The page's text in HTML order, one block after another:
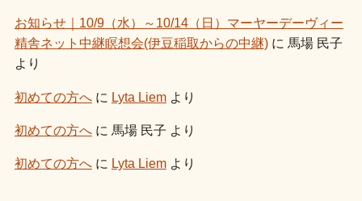
お知らせ｜10/9（水）～10/14（日）マーヤーデーヴィー
精舎ネット中継瞑想会(伊豆稲取からの中継)に 馬場 民子
より
初めての方へ に Lyta Liemより
初めての方へに 馬場 民子 より
初めての方へに Lyta Liemより